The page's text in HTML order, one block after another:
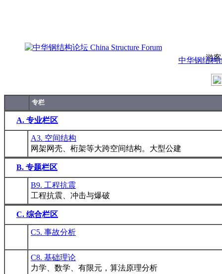
游
中华钢结构
专栏
A. 专业栏区
A3. 空间结构
网架网壳、桁架等大跨空间结构。大型公建
B. 专题栏区
B9. 工程抗震
工程抗震、冲击与爆破
C. 综合栏区
C5. 事故分析
C8. 基础理论
力学、数学、有限元，算法原理分析